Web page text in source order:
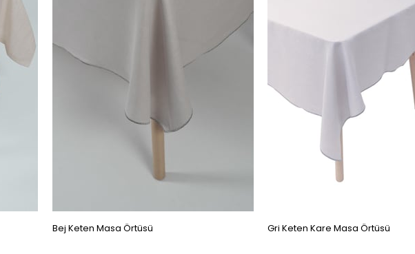
Bej Keten Masa Örtüsü Gri Keten Kare Masa Örtüsü